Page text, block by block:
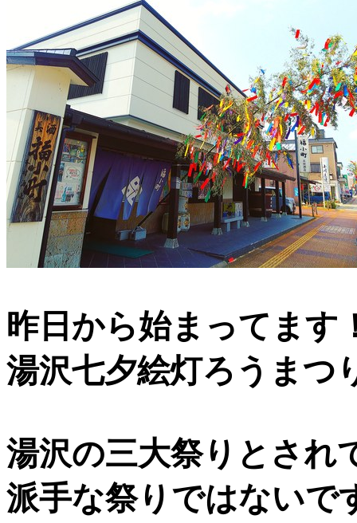
昨日から始まってます
湯沢七夕絵灯ろうまつ
湯沢の三大祭りとされ
派手な祭りではないで